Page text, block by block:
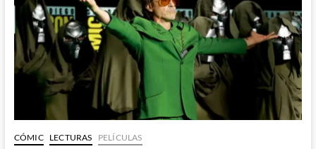
apocalipsis
de
Roger
Zelazny
CÓMIC LECTURAS PELÍCULAS